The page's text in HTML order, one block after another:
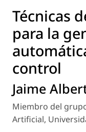
Técnicas
para la
control
Jaime
Miembro del
Artificial,